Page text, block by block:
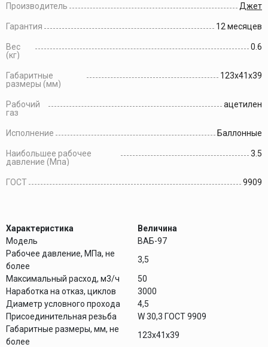
Производитель Джет
Гарантия 12 месяцев
Вес
(кг)
0.6
Габаритные
размеры (мм)
123x41x39
Рабочий
газ
ацетилен
Исполнение Баллонные
Наибольшее рабочее
давление (Мпа)
3.5
ГОСТ 9909
Характеристика
Величина
Модель
ВАБ-97
Рабочее давление, МПа, не
более
3,5
Максимальный расход, м3/ч
50
Наработка на отказ, циклов
3000
Диаметр условного прохода
4,5
Присоединительная резьба
W 30,3 ГОСТ 9909
Габаритные размеры, мм, не
более
123х41х39